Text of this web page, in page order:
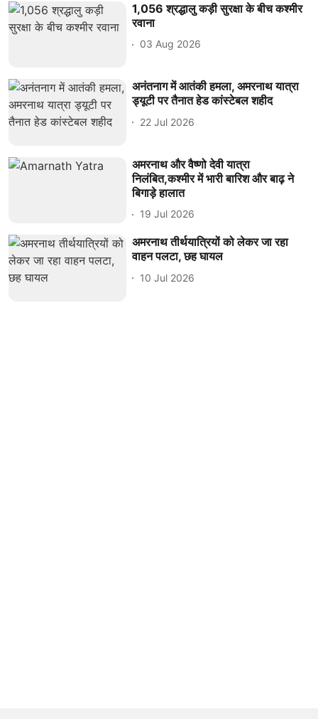
1,056 श्रद्धालु कड़ी सुरक्षा के बीच कश्मीर
रवाना
03 Aug 2026
अनंतनाग में आतंकी हमला, अमरनाथ यात्रा
ड्यूटी पर तैनात हेड कांस्टेबल शहीद
22 Jul 2026
अमरनाथ और वैष्णो देवी यात्रा
निलंबित,कश्मीर में भारी बारिश और बाढ़ ने
बिगाड़े हालात
19 Jul 2026
अमरनाथ तीर्थयात्रियों को लेकर जा रहा
वाहन पलटा, छह घायल
10 Jul 2026